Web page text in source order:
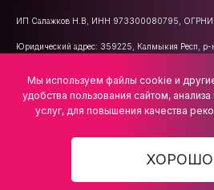
2 907 ₽
Мы используем файлы cookie и
удобства пользования сайтом,
услуг, для повышения качества
ХОРОШО
ИП Салажков Н.В, ИНН 973300080795,
Юридический адрес: 359225, Калмыкия Респ, р-
E-mail: info@vsemkarniz.ru